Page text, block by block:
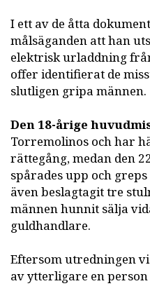
I ett av de åtta
målsäganden att han
elektrisk urladdning
offer identifierat de
slutligen gripa männen.
Den 18-årige
Torremolinos och har
rättegång, medan den
spårades upp och
även beslagtagit tre
männen hunnit sälja
guldhandlare.
Eftersom utredningen
av ytterligare en